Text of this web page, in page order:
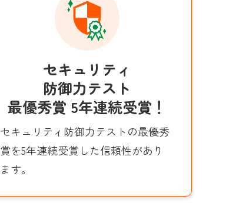
セキュリティ
防御力テスト
最優秀賞 5年連続受賞！
セキュリティ防御力テストの最優秀
賞を5年連続受賞した信頼性があり
ます。